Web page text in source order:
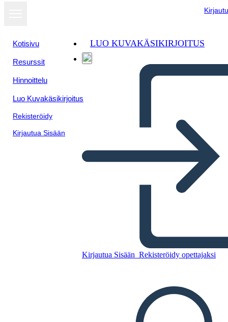
Kotisivu
Resurssit
Hinnoittelu
Luo Kuvakäsikirjoitus
Rekisteröidy
Kirjautua Sisään
LUO KUVAKÄSIKIRJOITUS
Kirjautua Sisään Rekisteröidy opettajaksi
Kopioi tämä kuvakäsikirjoitus
LUO KUVAKÄSIKIRJOITUS
LUE MINULLE